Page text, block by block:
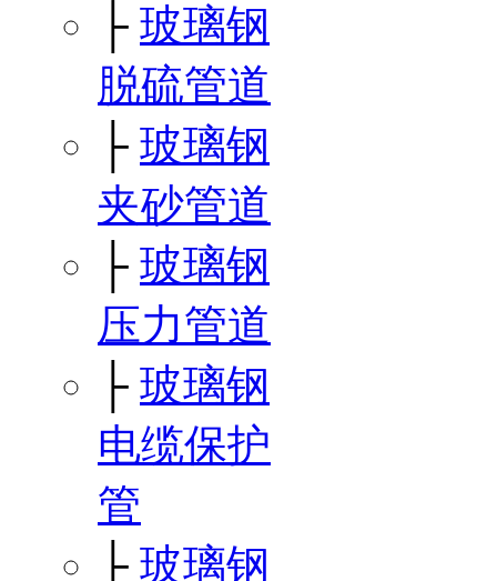
├ 玻璃钢
脱硫管道
├ 玻璃钢
夹砂管道
├ 玻璃钢
压力管道
├ 玻璃钢
电缆保护
管
├ 玻璃钢